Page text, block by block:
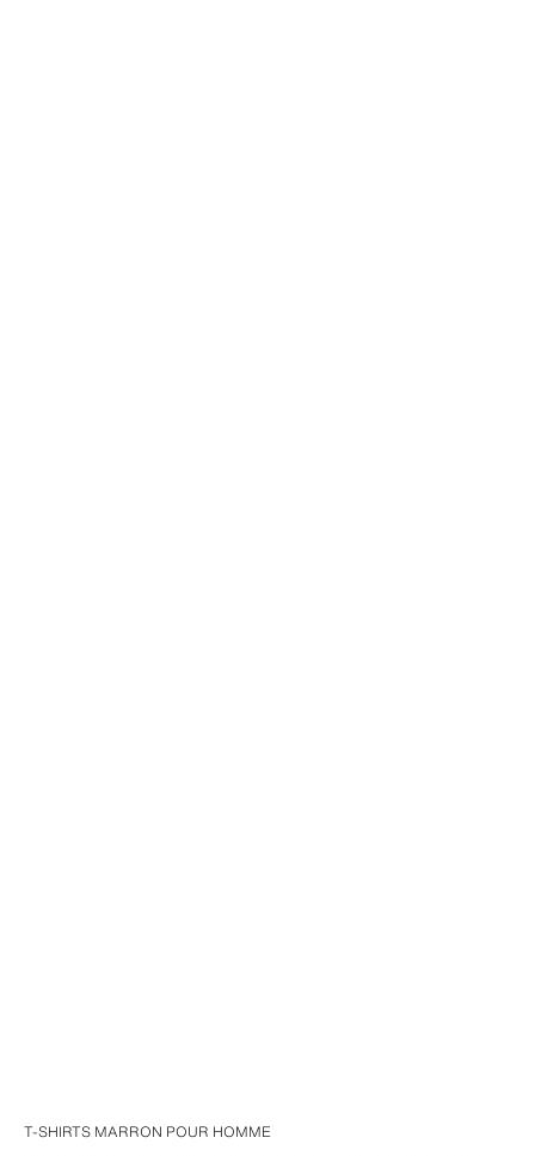
T-SHIRTS MARRON POUR HOMME